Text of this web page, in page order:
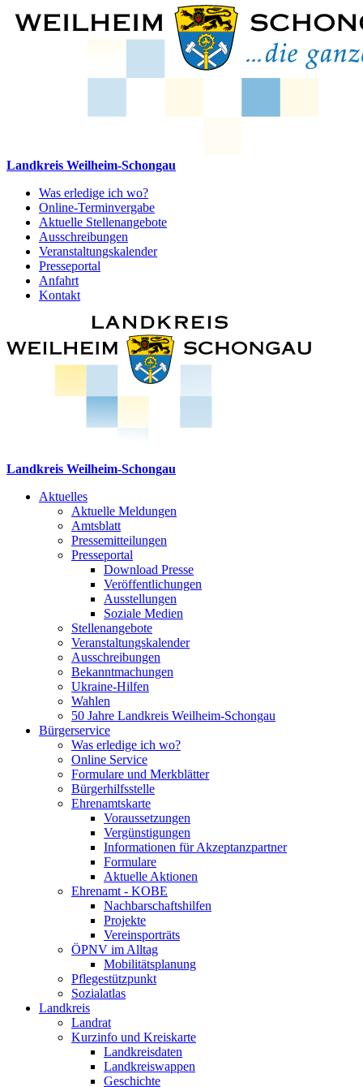
Landkreis Weilheim-Schongau
Was erledige ich wo?
Online-Terminvergabe
Aktuelle Stellenangebote
Ausschreibungen
Veranstaltungskalender
Presseportal
Anfahrt
Kontakt
Landkreis Weilheim-Schongau
Aktuelles
Aktuelle Meldungen
Amtsblatt
Pressemitteilungen
Presseportal
Download Presse
Veröffentlichungen
Ausstellungen
Soziale Medien
Stellenangebote
Veranstaltungskalender
Ausschreibungen
Bekanntmachungen
Ukraine-Hilfen
Wahlen
50 Jahre Landkreis Weilheim-Schongau
Bürgerservice
Was erledige ich wo?
Online Service
Formulare und Merkblätter
Bürgerhilfsstelle
Ehrenamtskarte
Voraussetzungen
Vergünstigungen
Informationen für Akzeptanzpartner
Formulare
Aktuelle Aktionen
Ehrenamt - KOBE
Nachbarschaftshilfen
Projekte
Vereinsporträts
ÖPNV im Alltag
Mobilitätsplanung
Pflegestützpunkt
Sozialatlas
Landkreis
Landrat
Kurzinfo und Kreiskarte
Landkreisdaten
Landkreiswappen
Geschichte